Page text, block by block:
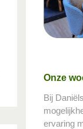
Onze
Bij
ervaring